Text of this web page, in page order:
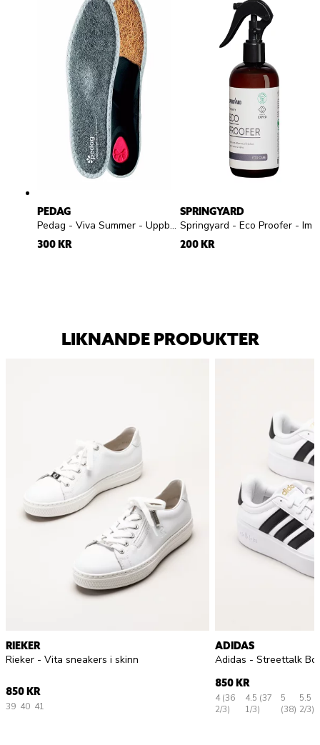
PEDAG
Pedag - Viva Summer - Uppbyggd frottésula
300 KR
SPRINGYARD
200 KR
LIKNANDE PRODUKTER
RIEKER
Rieker - Vita sneakers i skinn
850 KR
39 40 41
ADIDAS
Adidas - Streettalk
850 KR
4 (36
2/3)
4.5 (37
1/3)
5
(38)
5.5
2/3)